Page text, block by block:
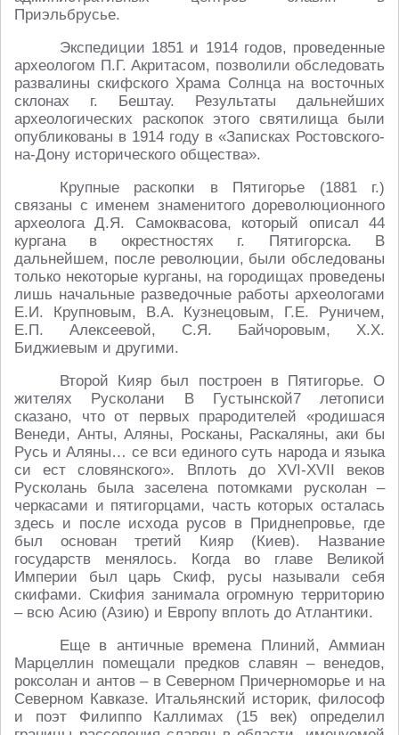
Приэльбрусье.
Экспедиции 1851 и 1914 годов, проведенные
археологом П.Г. Акритасом, позволили обследовать
развалины скифского Храма Солнца на восточных
склонах г. Бештау. Результаты дальнейших
археологических раскопок этого святилища были
опубликованы в 1914 году в «Записках Ростовского-
на-Дону исторического общества».
Крупные раскопки в Пятигорье (1881 г.)
связаны с именем знаменитого дореволюционного
археолога Д.Я. Самоквасова, который описал 44
кургана в окрестностях г. Пятигорска. В
дальнейшем, после революции, были обследованы
только некоторые курганы, на городищах проведены
лишь начальные разведочные работы археологами
Е.И. Крупновым, В.А. Кузнецовым, Г.Е. Руничем,
Е.П. Алексеевой, С.Я. Байчоровым, Х.Х.
Биджиевым и другими.
Второй Кияр был построен в Пятигорье. О
жителях Русколани В Густынской7 летописи
сказано, что от первых прародителей «родишася
Венеди, Анты, Аляны, Росканы, Раскаляны, аки бы
Русь и Аляны… се вси единого суть народа и языка
си ест словянского». Вплоть до XVI-XVII веков
Русколань была заселена потомками русколан –
черкасами и пятигорцами, часть которых осталась
здесь и после исхода русов в Приднепровье, где
был основан третий Кияр (Киев). Название
государств менялось. Когда во главе Великой
Империи был царь Скиф, русы называли себя
скифами. Скифия занимала огромную территорию
– всю Асию (Азию) и Европу вплоть до Атлантики.
Еще в античные времена Плиний, Аммиан
Марцеллин помещали предков славян – венедов,
роксолан и антов – в Северном Причерноморье и на
Северном Кавказе. Итальянский историк, философ
и поэт Филиппо Каллимах (15 век) определил